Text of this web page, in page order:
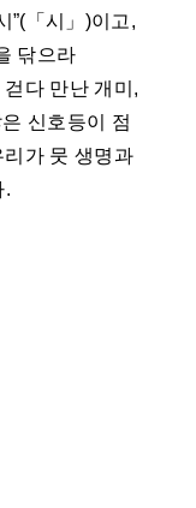
”(「시」)이고,
닦으라
다 만난 개미,
신호등이 점
리가 뭇 생명과
.